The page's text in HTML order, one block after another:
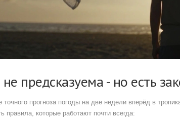
предсказуема - но есть
точного прогноза погоды на две недели вперёд в
правила, которые работают почти всегда: